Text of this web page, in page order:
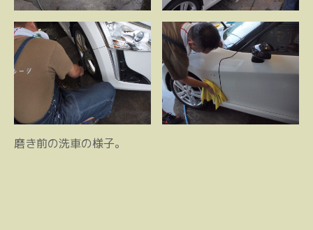
磨き前の洗車の様子。